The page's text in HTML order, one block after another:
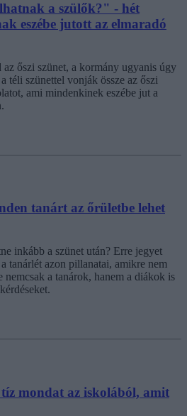
a szülők?" - hét
eszébe jutott az elmaradó
őszi szünet, a kormány ugyanis úgy
téli szünettel vonják össze az őszi
ami mindenkinek eszébe jut a
tanárt az őrületbe lehet
inkább a szünet után? Erre jegyet
tanárlét azon pillanatai, amikre nem
nemcsak a tanárok, hanem a diákok is
mondat az iskolából, amit